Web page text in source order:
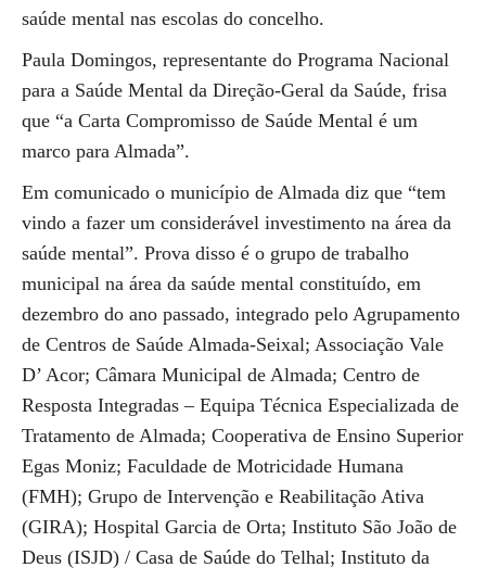
saúde mental nas escolas do concelho.
Paula Domingos, representante do Programa Nacional
para a Saúde Mental da Direção-Geral da Saúde, frisa
que “a Carta Compromisso de Saúde Mental é um
marco para Almada”.
Em comunicado o município de Almada diz que “tem
vindo a fazer um considerável investimento na área da
saúde mental”. Prova disso é o grupo de trabalho
municipal na área da saúde mental constituído, em
dezembro do ano passado, integrado pelo Agrupamento
de Centros de Saúde Almada-Seixal; Associação Vale
D’ Acor; Câmara Municipal de Almada; Centro de
Resposta Integradas – Equipa Técnica Especializada de
Tratamento de Almada; Cooperativa de Ensino Superior
Egas Moniz; Faculdade de Motricidade Humana
(FMH); Grupo de Intervenção e Reabilitação Ativa
(GIRA); Hospital Garcia de Orta; Instituto São João de
Deus (ISJD) / Casa de Saúde do Telhal; Instituto da